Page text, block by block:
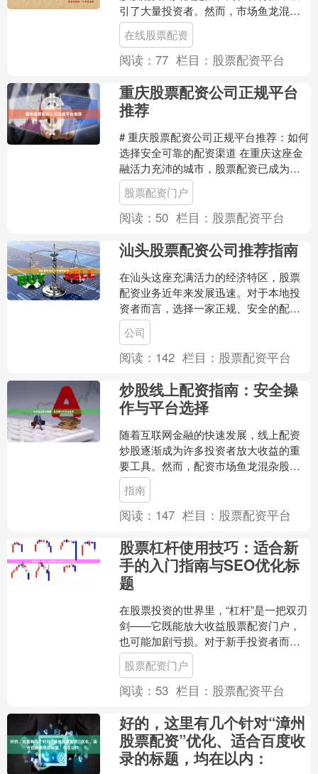
引了大量投资者。然而，市场鱼龙混
杂，如何选择安全平台并做好风险控
制，成为每位配资者必须掌握的....
在线股票配资
阅读：77 栏目： 股票配资平台
重庆股票配资公司正规平台
推荐
# 重庆股票配资公司正规平台推荐：如何
选择安全可靠的配资渠道 在重庆这座金
融活力充沛的城市，股票配资已成为许
多投资者放大收益的重要工具。然而，
面对市场上众多的配....
股票配资门户
阅读： 50 栏目： 股票配资平台
汕头股票配资公司推荐指南
在汕头这座充满活力的经济特区，股票
配资业务近年来发展迅速。对于本地投
资者而言，选择一家正规、安全的配资
公司至关重要。本文将为您提供一份实
用的汕头股票配资公司推荐....
公司
阅读： 142 栏目： 股票配资平台
炒股线上配资指南：安全操
作与平台选择
随着互联网金融的快速发展，线上配资
炒股逐渐成为许多投资者放大收益的重
要工具。然而，配资市场鱼龙混杂股票
配资门户，如何在安全的前提下选择可
靠平台、规范操作，是每位....
指南
阅读： 147 栏目： 股票配资平台
股票杠杆使用技巧：适合新
手的入门指南与SEO优化标
题
在股票投资的世界里，“杠杆”是一把双刃
剑——它既能放大收益股票配资门户，
也可能加剧亏损。对于新手投资者而
言，理解杠杆的基本原理并掌握其使用
技巧，是迈向理性投资的....
股票配资门户
阅读： 53 栏目： 股票配资平台
好的，这里有几个针对“漳州
股票配资”优化、适合百度收
录的标题，均在以内：